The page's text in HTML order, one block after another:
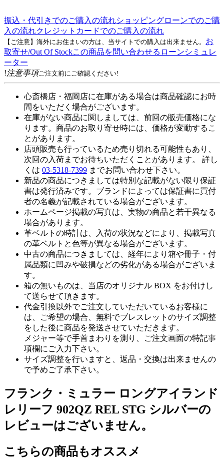
振込・代引きでのご購入の流れショッピングローンでのご購
入の流れクレジットカードでのご購入の流れ
【ご注意】海外にお住まいの方は、当サイトでの購入は出来ません。 お
取寄せ/Out Of Stockこの商品を問い合わせる ローンシミュレ
ーター
!注意事項ご注文前にご確認ください!
心斎橋店・福岡店に在庫がある場合は商品確認にお時
間をいただく場合がございます。
在庫がない商品に関しましては、前回の販売価格にな
ります。商品のお取り寄せ時には、価格が変動するこ
とがあります。
店頭販売も行っているため売り切れる可能性もあり、
次回の入荷までお待ちいただくことがあります。 詳し
くは 03-5318-7399 までお問い合わせ下さい。
新品の商品につきましては特別な記載がない限り保証
書は発行済みです。ブランドによっては保証書に買付
者の名義が記載されている場合がございます。
ホームページ掲載の写真は、実物の商品と若干異なる
場合があります。
革ベルトの時計は、入荷の状況などにより、掲載写真
の革ベルトと色等が異なる場合がございます。
中古の商品につきましては、経年により箱や冊子・付
属品類に凹みや破損などの劣化がある場合がございま
す。
箱の無いものは、当店のオリジナル BOX をお付けし
て送らせて頂きます。
代金引換以外でご注文していただいているお客様に
は、ご希望の場合、無料でブレスレットのサイズ調整
をした後に商品を発送させていただきます。
メジャー等で手首まわりを測り、ご注文画面の特記事
項欄にご入力下さい。
サイズ調整を行いますと、返品・交換は出来ませんの
で予めご了承下さい。
フランク・ミュラー ロングアイランド
レリーフ 902QZ REL STG シルバーの
レビューはございません。
こちらの商品もオススメ